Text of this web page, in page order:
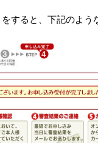
すると、下記のよう